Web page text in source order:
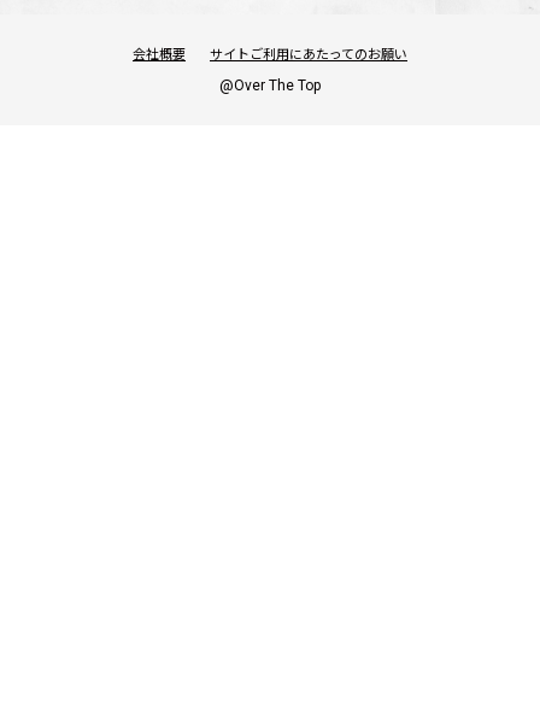
会社概要 サイトご利用にあたってのお願い
@Over The Top